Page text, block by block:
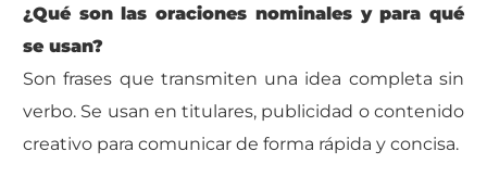
¿Qué son las oraciones nominales y para qué
se usan?
Son frases que transmiten una idea completa sin
verbo. Se usan en titulares, publicidad o contenido
creativo para comunicar de forma rápida y concisa.